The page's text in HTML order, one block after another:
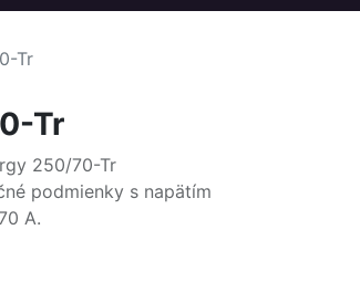
Tr
Tr
250/70-Tr
podmienky s napätím
A.